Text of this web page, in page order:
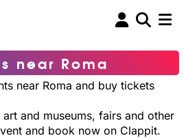
near Roma
near Roma and buy tickets
and museums, fairs and other
and book now on Clappit.